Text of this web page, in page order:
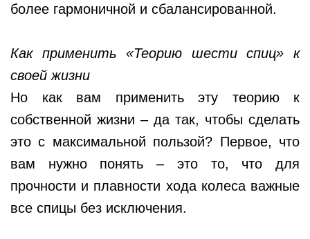
более гармоничной и сбалансированной.
Как применить «Теорию шести спиц» к
своей жизни
Но как вам применить эту теорию к
собственной жизни – да так, чтобы сделать
это с максимальной пользой? Первое, что
вам нужно понять – это то, что для
прочности и плавности хода колеса важные
все спицы без исключения.